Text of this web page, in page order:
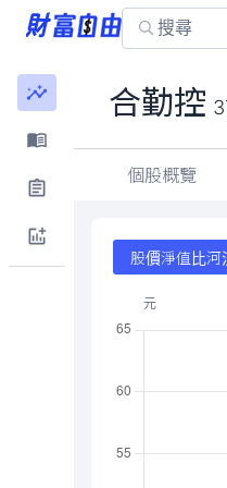
合勤控
個股概覽
股價淨值比河